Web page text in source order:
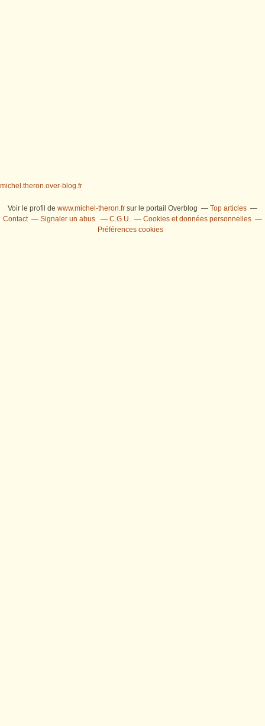
michel.theron.over-blog.fr
Voir le profil de www.michel-theron.fr sur le portail Overblog
Top articles
Contact
Signaler un abus C.G.U.
Cookies et données personnelles
Préférences cookies